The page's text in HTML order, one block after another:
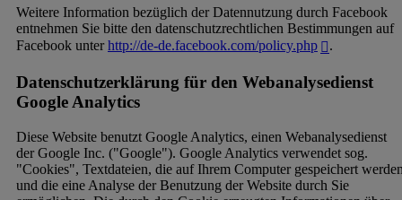
Weitere Information bezüglich der Datennutzung durch Facebook
entnehmen Sie bitte den datenschutzrechtlichen Bestimmungen auf
Facebook unterhttp://de-de.facebook.com/policy.php
Datenschutzerklärung für den Webanalysedienst
Google Analytics
Diese Website benutzt Google Analytics, einen Webanalysedienst
der Google Inc. ("Google"). Google Analytics verwendet sog.
"Cookies", Textdateien, die auf Ihrem Computer gespeichert
und die eine Analyse der Benutzung der Website durch Sie